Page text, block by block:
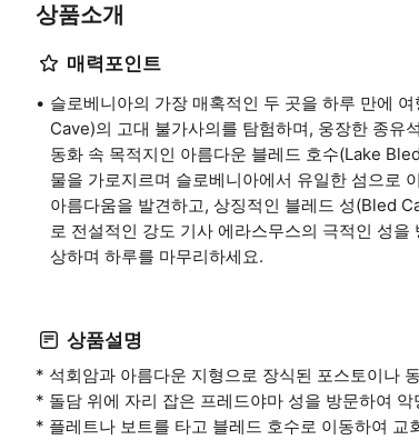
상품소개
매력포인트
슬로베니아의 가장 매혹적인 두 곳을 하루 만에
Cave)의 고대 불가사의를 탐험하며, 웅장한 종유
동화 속 목적지인 아름다운 블레드 호수(Lake
물을 가로지르며 슬로베니아에서 유일한 섬으로
아름다움을 발견하고, 상징적인 블레드 성(Bled
로 전설적인 강도 기사 에라스무스의 극적인 성
상하며 하루를 마무리하세요.
상품설명
* 석회암과 아름다운 지형으로 장식된 포스토이나
* 돌담 위에 자리 잡은 프레드야마 성을 방문하여
* 플레트나 보트를 타고 블레드 호수로 이동하여 교